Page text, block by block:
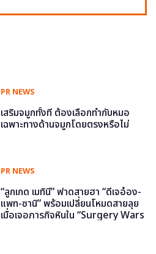
PR NEWS
เสริมจมูกทั้งที ต้องเลือกทำกับหมอ
เฉพาะทางด้านจมูกโดยตรงหรือไม่
PR NEWS
“ลูกเกด เมทินี” ฟาดสายฮา “ดีเจอ๋อง-
แพท-ซานิ” พร้อมเปลี่ยนโหมดสายลุย
เมื่อเจอภารกิจหินใน “Surgery Wars